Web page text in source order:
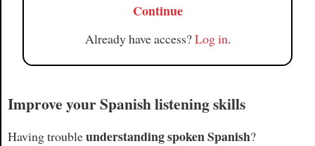
Continue
Already have access?Log in.
Improve your Spanish listening skills
Having troubleunderstanding spoken Spanish?